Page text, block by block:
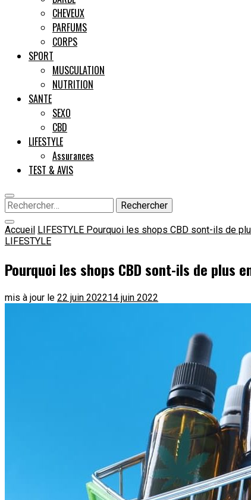
CHEVEUX
PARFUMS
CORPS
SPORT
MUSCULATION
NUTRITION
SANTE
SEXO
CBD
LIFESTYLE
Assurances
TEST & AVIS
Rechercher :
Accueil LIFESTYLE Pourquoi les shops CBD sont-ils de
LIFESTYLE
Pourquoi les shops CBD sont-ils de plus
mis à jour le 22 juin 202214 juin 2022